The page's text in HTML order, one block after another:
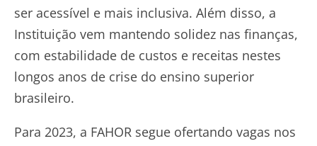
ser acessível e mais inclusiva. Além disso, a
Instituição vem mantendo solidez nas finanças,
com estabilidade de custos e receitas nestes
longos anos de crise do ensino superior
brasileiro.
Para 2023, a FAHOR segue ofertando vagas nos